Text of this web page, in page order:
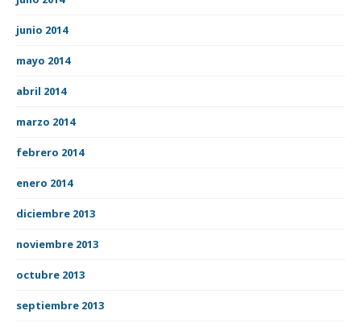
junio 2014
mayo 2014
abril 2014
marzo 2014
febrero 2014
enero 2014
diciembre 2013
noviembre 2013
octubre 2013
septiembre 2013